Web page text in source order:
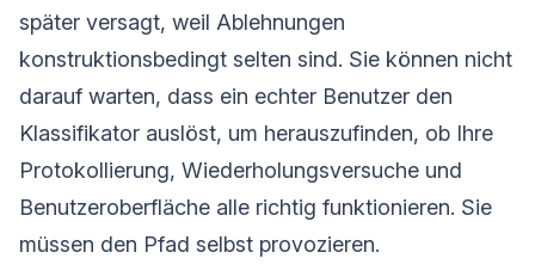
später versagt, weil Ablehnungen
konstruktionsbedingt selten sind. Sie können nicht
darauf warten, dass ein echter Benutzer den
Klassifikator auslöst, um herauszufinden, ob Ihre
Protokollierung, Wiederholungsversuche und
Benutzeroberfläche alle richtig funktionieren. Sie
müssen den Pfad selbst provozieren.